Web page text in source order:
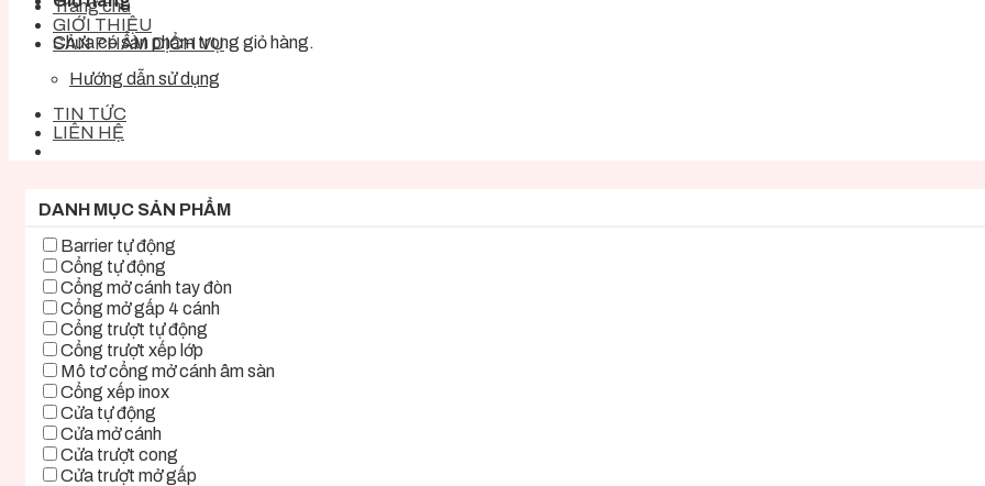
Chưa có sản phẩm trong giỏ hàng.
Trang chủ
GIỚI THIỆU
SẢN PHẨM DỊCH VỤ
Hướng dẫn sử dụng
TIN TỨC
LIÊN HỆ
DANH MỤC SẢN PHẨM
Barrier tự động
Cổng tự động
Cổng mở cánh tay đòn
Cổng mở gấp 4 cánh
Cổng trượt tự động
Cổng trượt xếp lớp
Mô tơ cổng mở cánh âm sàn
Cổng xếp inox
Cửa tự động
Cửa mở cánh
Cửa trượt cong
Cửa trượt mở gấp